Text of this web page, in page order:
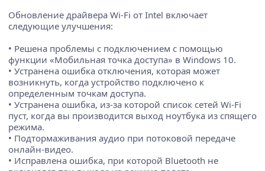
Обновление драйвера Wi-Fi от Intel включает
следующие улучшения:
• Решена проблемы с подключением с помощью
функции «Мобильная точка доступа» в Windows 10.
• Устранена ошибка отключения, которая может
возникнуть, когда устройство подключено к
определенным точкам доступа.
• Устранена ошибка, из-за которой список сетей Wi-Fi
пуст, когда вы производится выход ноутбука из спящего
режима.
• Подтормаживания аудио при потоковой передаче
онлайн-видео.
• Исправлена ​​ошибка, при которой Bluetooth не